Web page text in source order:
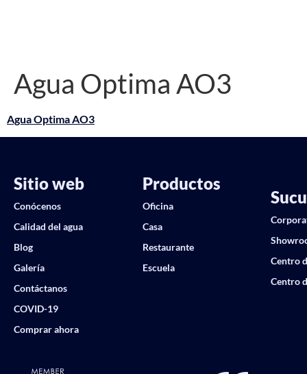
Agua Optima AO3
Agua Optima AO3
Sitio web
Conócenos
Calidad del agua
Blog
Galería
Contáctanos
COVID-19
Comprar ahora
Productos
Oficina
Casa
Restaurante
Escuela
Centro
Centro